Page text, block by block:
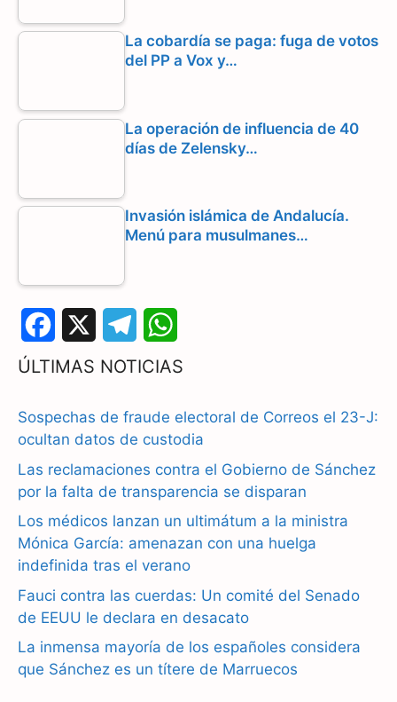
La cobardía se paga: fuga de votos
del PP a Vox y…
La operación de influencia de 40
días de Zelensky…
Invasión islámica de Andalucía.
Menú para musulmanes…
a
e
o
o
k
e
e
r
a
m
h
t
s
A
p
p
ÚLTIMAS NOTICIAS
Sospechas de fraude electoral de Correos el 23-J:
ocultan datos de custodia
Las reclamaciones contra el Gobierno de Sánchez
por la falta de transparencia se disparan
Los médicos lanzan un ultimátum a la ministra
Mónica García: amenazan con una huelga
indefinida tras el verano
Fauci contra las cuerdas: Un comité del Senado
de EEUU le declara en desacato
La inmensa mayoría de los españoles considera
que Sánchez es un títere de Marruecos